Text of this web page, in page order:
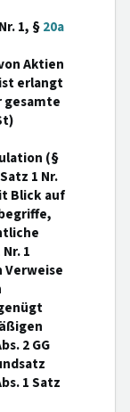
1, §20a
Aktien
erlangt
gesamte
(§
1 Nr.
Blick auf
1
2 GG
1 Satz